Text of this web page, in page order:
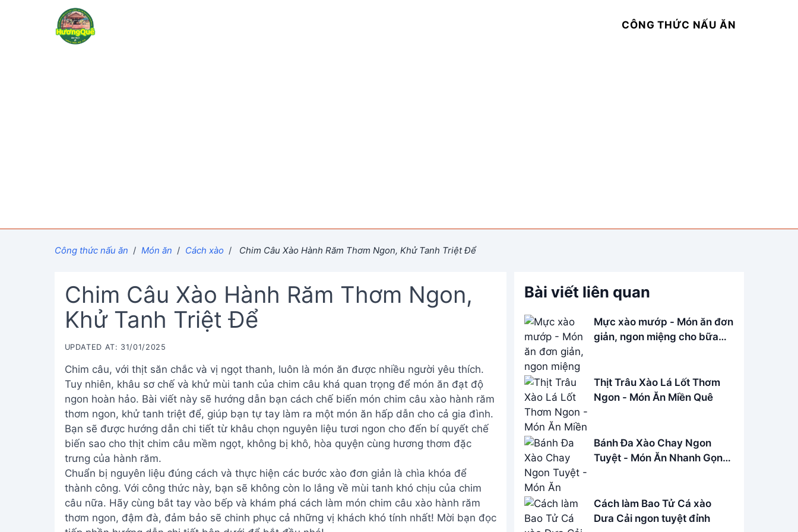
CÔNG THỨC NẤU ĂN
Công thức nấu ăn / Món ăn / Cách xào / Chim Câu Xào Hành Răm Thơm Ngon, Khử Tanh Triệt Để
Chim Câu Xào Hành Răm Thơm Ngon,
Khử Tanh Triệt Để
UPDATED AT: 31/01/2025
Chim câu, với thịt săn chắc và vị ngọt thanh, luôn là món ăn được nhiều người yêu thích.
Tuy nhiên, khâu sơ chế và khử mùi tanh của chim câu khá quan trọng để món ăn đạt độ
ngon hoàn hảo. Bài viết này sẽ hướng dẫn bạn cách chế biến món chim câu xào hành răm
thơm ngon, khử tanh triệt để, giúp bạn tự tay làm ra một món ăn hấp dẫn cho cả gia đình.
Bạn sẽ được hướng dẫn chi tiết từ khâu chọn nguyên liệu tươi ngon cho đến bí quyết chế
biến sao cho thịt chim câu mềm ngọt, không bị khô, hòa quyện cùng hương thơm đặc
trưng của hành răm.
Chuẩn bị nguyên liệu đúng cách và thực hiện các bước xào đơn giản là chìa khóa để
thành công. Với công thức này, bạn sẽ không còn lo lắng về mùi tanh khó chịu của chim
câu nữa. Hãy cùng bắt tay vào bếp và khám phá cách làm món chim câu xào hành răm
thơm ngon, đậm đà, đảm bảo sẽ chinh phục cả những vị khách khó tính nhất! Mời bạn đọc
Bài viết liên quan
Mực xào mướp - Món ăn đơn
giản, ngon miệng cho bữa
Thịt Trâu Xào Lá Lốt Thơm
Ngon - Món Ăn Miền Quê
Bánh Đa Xào Chay Ngon
Tuyệt - Món Ăn Nhanh Gọn,
Cách làm Bao Tử Cá xào
Dưa Cải ngon tuyệt đỉnh